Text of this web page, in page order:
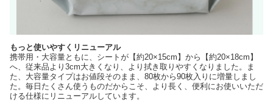
もっと使いやすくリニューアル
携帯用・大容量ともに、シートが【約20×15cm】から【約20×18cm】
へ、従来品より3cm大きくなり、より拭き取りやすくなりました。ま
た、大容量タイプはお値段そのまま、80枚から90枚入りに増量しまし
た。毎日たくさん使うものだからこそ、より長く、便利にお使いいただ
ける仕様にリニューアルしています。